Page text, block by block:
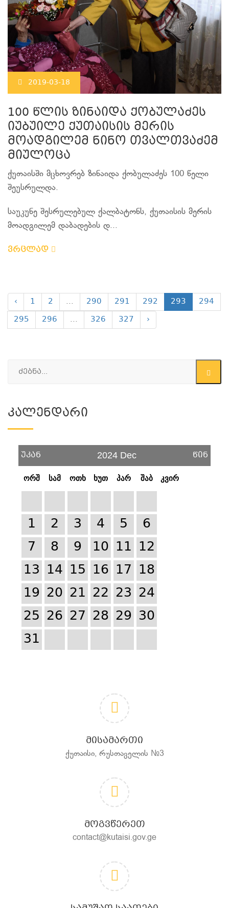
2019-03-18
100 წლის ზინაიდა ქობულაძეს
იუბუილე ქუთაისის მერის
მოადგილემ ნინო თვალთვაძემ
მიულოცა
ქუთაისში მცხოვრებ ზინაიდა ქობულაძეს 100 წელი
შეუსრულდა.
საუკუნე შესრულებულ ქალბატონს, ქუთაისის მერის
მოადგილემ დაბადების დ...
ვრცლად
‹ 1 2 ... 290 291 292 293
294
295
296 ... 326 327 ›
Კალენდარი
უკან 2024 Dec წინ
ორშ სამ ოთხ ხუთ პარ შაბ კვირ
1 2 3 4 5
6
7
8 9 10 11 12
13 14 15 16 17 18
19 20 21 22 23 24
25 26 27 28 29 30
31
ᲛᲘᲡᲐᲛᲐᲠᲗᲘ
ქუთაისი, რუსთაველის №3
ᲛᲝᲒᲕᲬᲔᲠᲔᲗ
contact@kutaisi.gov.ge